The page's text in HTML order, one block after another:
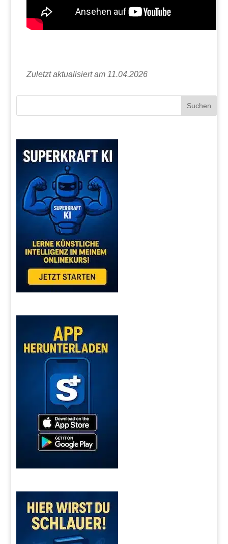
Zuletzt aktualisiert am 11.04.2026